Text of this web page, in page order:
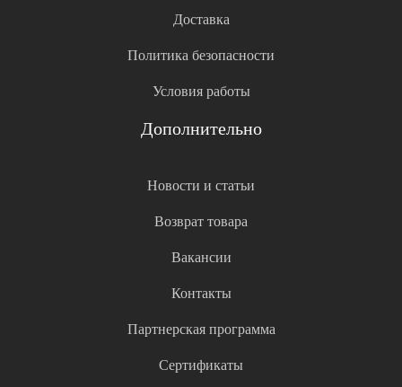
Доставка
Политика безопасности
Условия работы
Дополнительно
Новости и статьи
Возврат товара
Вакансии
Контакты
Партнерская программа
Сертификаты